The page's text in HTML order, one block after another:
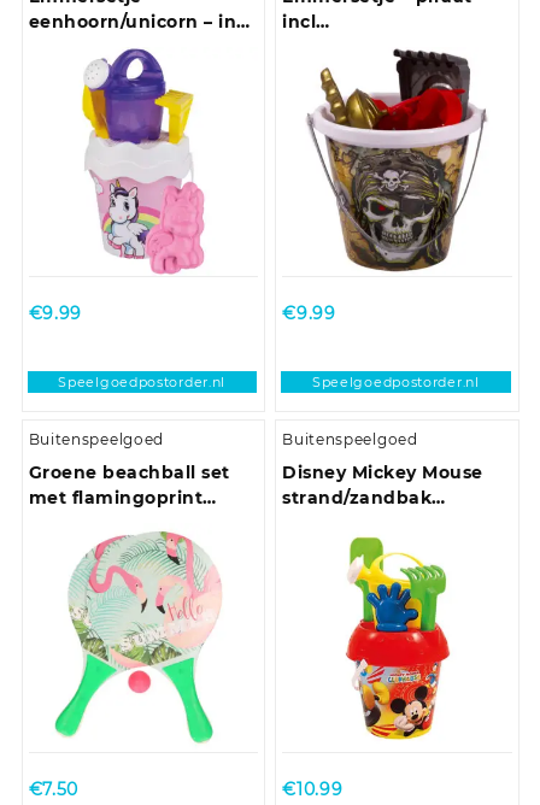
eenhoorn/unicorn – incl
schepje/harkje/gieter –
speelgoed
€9.99
Speelgoedpostorder.nl
incl
schepje/harkje/vormpjes
– speelgoed
€9.99
Speelgoedpostorder.nl
Buitenspeelgoed
Groene beachball set
met flamingoprint
€7.50
Buitenspeelgoed
Disney Mickey Mouse
strand/zandbak
€10.99